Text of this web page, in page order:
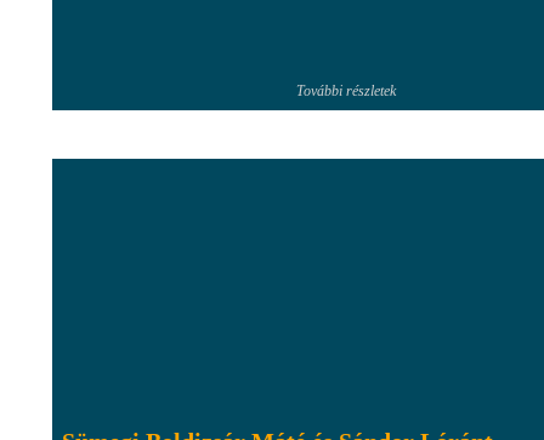
További részletek